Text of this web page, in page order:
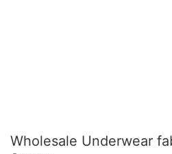
Wholesale Underwear